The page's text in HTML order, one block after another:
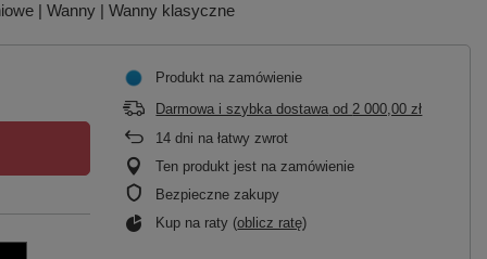
| Wanny | Wanny klasyczne
Produkt na zamówienie
Darmowa i szybka dostawa od2 000,00 zł
14 dni na łatwy zwrot
Ten produkt jest na zamówienie
Bezpieczne zakupy
Kup na raty (oblicz ratę)